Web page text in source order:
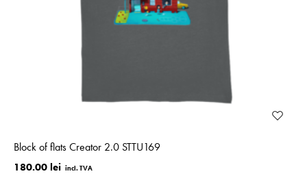
Block of flats Creator 2.0 STTU169
180.00 lei